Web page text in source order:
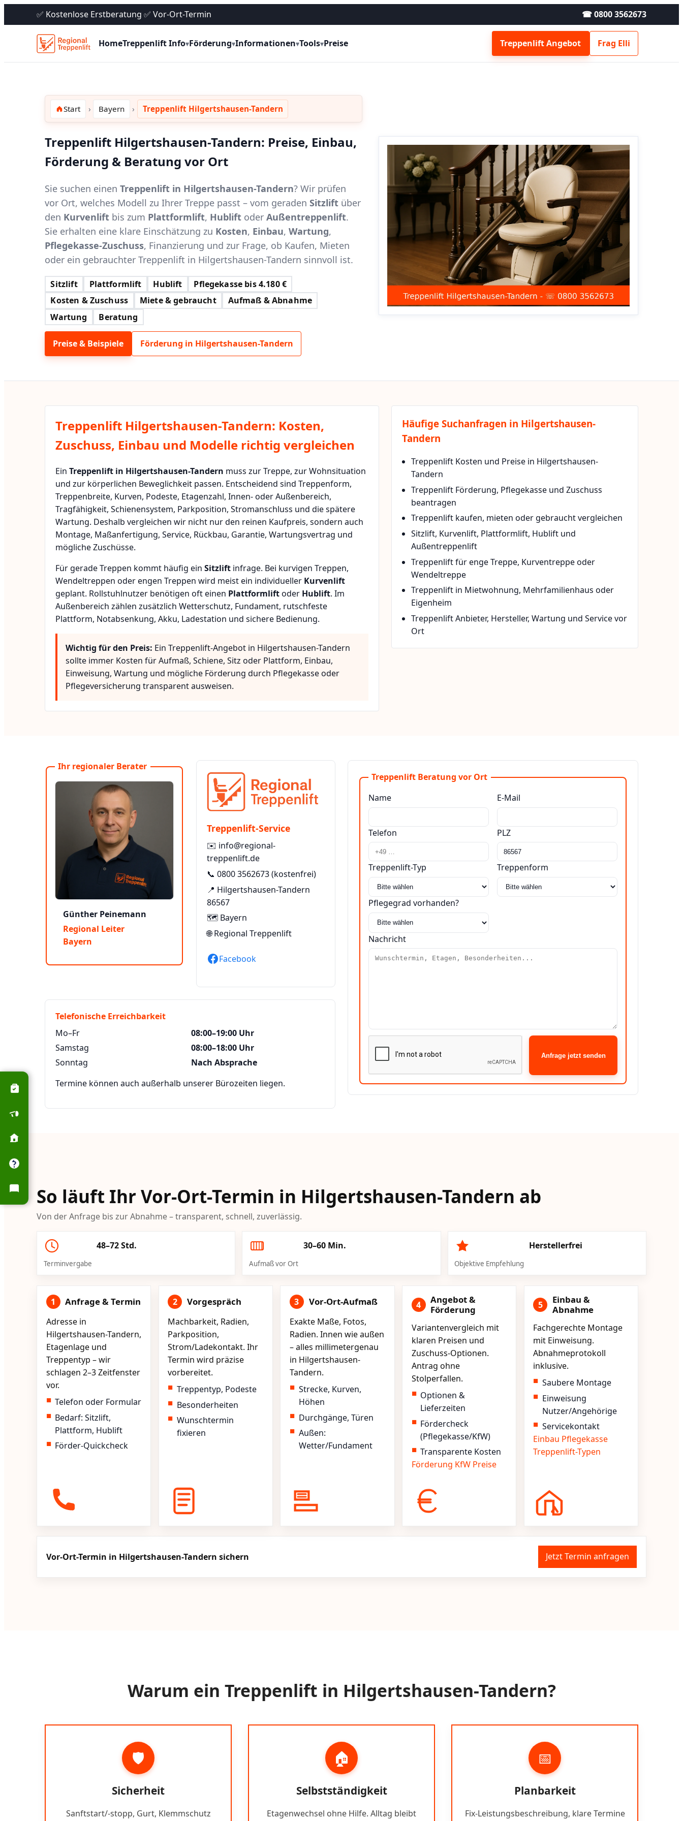
✅ Kostenlose Erstberatung ✅ Vor-Ort-Termin ☎ 0800 3562673
HomeTreppenlift Info▾Förderung▾Informationen▾Tools▾Preise Treppenlift Angebot Frag Elli
Start Bayern Treppenlift Hilgertshausen-Tandern
Treppenlift Hilgertshausen-Tandern: Preise, Einbau,
Förderung & Beratung vor Ort
Sie suchen einen Treppenlift in Hilgertshausen-Tandern? Wir prüfen
vor Ort, welches Modell zu Ihrer Treppe passt – vom geraden Sitzlift über
den Kurvenlift bis zum Plattformlift, Hublift oder Außentreppenlift.
Sie erhalten eine klare Einschätzung zu Kosten, Einbau, Wartung,
Pflegekasse-Zuschuss, Finanzierung und zur Frage, ob Kaufen, Mieten
oder ein gebrauchter Treppenlift in Hilgertshausen-Tandern sinnvoll ist.
Sitzlift Plattformlift Hublift
Pflegekasse bis 4.180 €
Kosten & Zuschuss
Miete & gebraucht
Aufmaß & Abnahme
Wartung
Beratung
Preise & Beispiele Förderung in Hilgertshausen-Tandern
Treppenlift Hilgertshausen-Tandern: Kosten,
Zuschuss, Einbau und Modelle richtig vergleichen
Ein Treppenlift in Hilgertshausen-Tandern muss zur Treppe, zur Wohnsituation
und zur körperlichen Beweglichkeit passen. Entscheidend sind Treppenform,
Treppenbreite, Kurven, Podeste, Etagenzahl, Innen- oder Außenbereich,
Tragfähigkeit, Schienensystem, Parkposition, Stromanschluss und die spätere
Wartung. Deshalb vergleichen wir nicht nur den reinen Kaufpreis, sondern auch
Montage, Maßanfertigung, Service, Rückbau, Garantie, Wartungsvertrag und
mögliche Zuschüsse.
Für gerade Treppen kommt häufig ein Sitzlift infrage. Bei kurvigen Treppen,
Wendeltreppen oder engen Treppen wird meist ein individueller Kurvenlift
geplant. Rollstuhlnutzer benötigen oft einen Plattformliftoder Hublift. Im
Außenbereich zählen zusätzlich Wetterschutz, Fundament, rutschfeste
Plattform, Notabsenkung, Akku, Ladestation und sichere Bedienung.
Wichtig für den Preis: Ein Treppenlift-Angebot in Hilgertshausen-Tandern
sollte immer Kosten für Aufmaß, Schiene, Sitz oder Plattform, Einbau,
Einweisung, Wartung und mögliche Förderung durch Pflegekasse oder
Pflegeversicherung transparent ausweisen.
Häufige Suchanfragen in Hilgertshausen-
Tandern
Treppenlift Kosten und Preise in Hilgertshausen-
Tandern
Treppenlift Förderung, Pflegekasse und Zuschuss
beantragen
Treppenlift kaufen, mieten oder gebraucht vergleichen
Sitzlift, Kurvenlift, Plattformlift, Hublift und
Außentreppenlift
Treppenlift für enge Treppe, Kurventreppe oder
Wendeltreppe
Treppenlift in Mietwohnung, Mehrfamilienhaus oder
Eigenheim
Treppenlift Anbieter, Hersteller, Wartung und Service vor
Ort
Ihr regionaler Berater
Günther Peinemann
Regional Leiter
Bayern
Treppenlift-Service
✉️ info@regional-
treppenlift.de
📞 0800 3562673(kostenfrei)
📍 Hilgertshausen-Tandern
86567
🗺️ Bayern
🌐Regional Treppenlift
Facebook
Telefonische Erreichbarkeit
Mo–Fr
08:00–19:00 Uhr
Samstag
08:00–18:00 Uhr
Sonntag
Nach Absprache
Termine können auch außerhalb unserer Bürozeiten liegen.
Treppenlift Beratung vor Ort
Name
E-Mail
Telefon PLZ
Treppenlift-Typ Treppenform
Pflegegrad vorhanden?
Nachricht
Anfrage jetzt senden
So läuft Ihr Vor-Ort-Termin in Hilgertshausen-Tandern ab
Von der Anfrage bis zur Abnahme – transparent, schnell, zuverlässig.
48–72 Std.
Terminvergabe
30–60 Min.
Aufmaß vor Ort
Herstellerfrei
Objektive Empfehlung
1 Anfrage & Termin
Adresse in
Hilgertshausen-Tandern,
Etagenlage und
Treppentyp – wir
schlagen 2–3 Zeitfenster
vor.
Telefon oder Formular
Bedarf: Sitzlift,
Plattform, Hublift
Förder-Quickcheck
2 Vorgespräch
Machbarkeit, Radien,
Parkposition,
Strom/Ladekontakt. Ihr
Termin wird präzise
vorbereitet.
Treppentyp, Podeste
Besonderheiten
Wunschtermin
fixieren
3 Vor-Ort-Aufmaß
Exakte Maße, Fotos,
Radien. Innen wie außen
– alles millimetergenau
in Hilgertshausen-
Tandern.
Strecke, Kurven,
Höhen
Durchgänge, Türen
Außen:
Wetter/Fundament
4
Angebot &
Förderung
Variantenvergleich mit
klaren Preisen und
Zuschuss-Optionen.
Antrag ohne
Stolperfallen.
Optionen &
Lieferzeiten
Fördercheck
(Pflegekasse/KfW)
Transparente Kosten
Förderung KfW Preise
5
Einbau &
Abnahme
Fachgerechte Montage
mit Einweisung.
Abnahmeprotokoll
inklusive.
Saubere Montage
Einweisung
Nutzer/Angehörige
Servicekontakt
Einbau Pflegekasse
Treppenlift-Typen
Vor-Ort-Termin in Hilgertshausen-Tandern sichern Jetzt Termin anfragen
Warum ein Treppenlift in Hilgertshausen-Tandern?
🛡️
Sicherheit
Sanftstart/-stopp, Gurt, Klemmschutz
🏠
Selbstständigkeit
Etagenwechsel ohne Hilfe. Alltag bleibt
📅
Planbarkeit
Fix-Leistungsbeschreibung, klare Termine